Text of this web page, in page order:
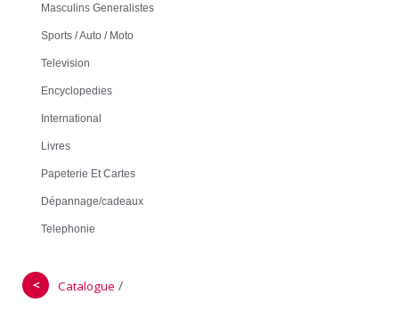
Masculins Generalistes
Sports / Auto / Moto
Television
Encyclopedies
International
Livres
Papeterie Et Cartes
Dépannage/cadeaux
Telephonie
＜ Catalogue /